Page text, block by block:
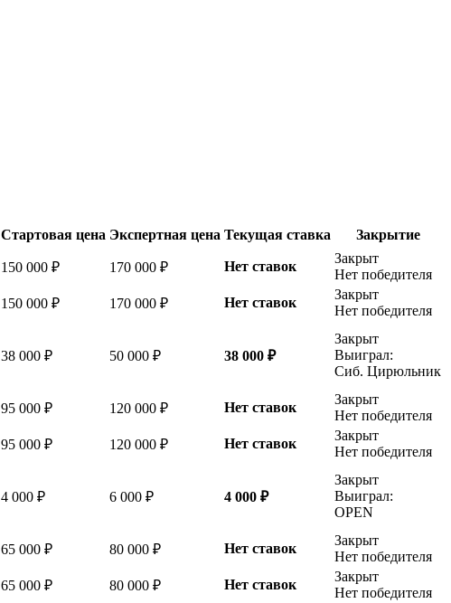
Стартовая цена Экспертная цена Текущая ставка Закрытие
150 000 ₽ 170 000 ₽ Нет ставок
Закрыт
Нет победителя
150 000 ₽ 170 000 ₽ Нет ставок
Закрыт
Нет победителя
38 000 ₽ 50 000 ₽ 38 000 ₽
Закрыт
Выиграл:
Сиб. Цирюльник
95 000 ₽ 120 000 ₽ Нет ставок
Закрыт
Нет победителя
95 000 ₽ 120 000 ₽ Нет ставок
Закрыт
Нет победителя
4 000 ₽ 6 000 ₽ 4 000 ₽
Закрыт
Выиграл:
OPEN
65 000 ₽ 80 000 ₽ Нет ставок
Закрыт
Нет победителя
65 000 ₽ 80 000 ₽ Нет ставок
Закрыт
Нет победителя